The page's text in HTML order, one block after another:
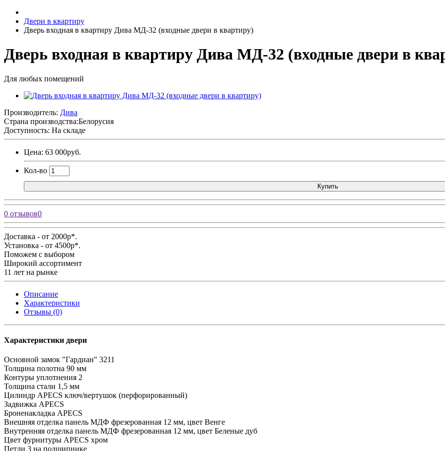
Двери в квартиру
Дверь входная в квартиру Дива МД-32 (входные двери в квартиру)
Дверь входная в квартиру Дива МД-32 (входные двери в
Для любых помещений
Производитель: Дива
Страна производства:Белорусия
Доступность: На складе
Цена: 63 000руб.
Кол-во
Купить
0 отзывов0
Доставка - от 2000р*.
Установка - от 4500р*.
Поможем с выбором
Широкий ассортимент
11 лет на рынке
Описание
Характеристики
Отзывы (0)
Характеристики двери
Основной замок "Гардиан" 3211
Толщина полотна 90 мм
Контуры уплотнения 2
Толщина стали 1,5 мм
Цилиндр APECS ключ/вертушок (перфорированный)
Задвижка APECS
Броненакладка APECS
Внешняя отделка панель МДФ фрезерованная 12 мм, цвет Венге
Внутренняя отделка панель МДФ фрезерованная 12 мм, цвет Беленые дуб
Цвет фурнитуры APECS хром
Петли 3 на подшипнике